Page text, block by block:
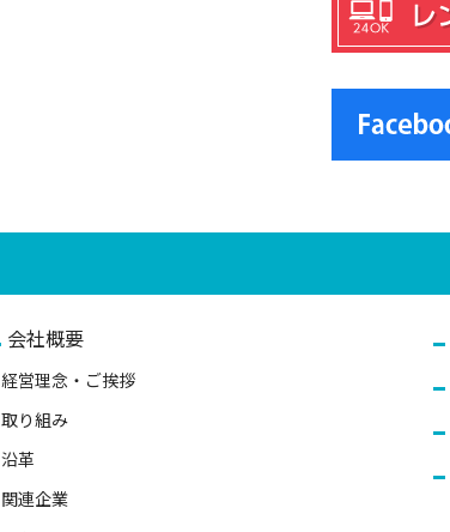
会社概要
経営理念・ご挨拶
取り組み
沿革
関連企業